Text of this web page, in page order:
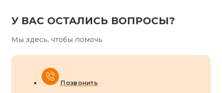
У ВАС ОСТАЛИСЬ ВОПРОСЫ?
Мы здесь, чтобы помочь
Позвонить